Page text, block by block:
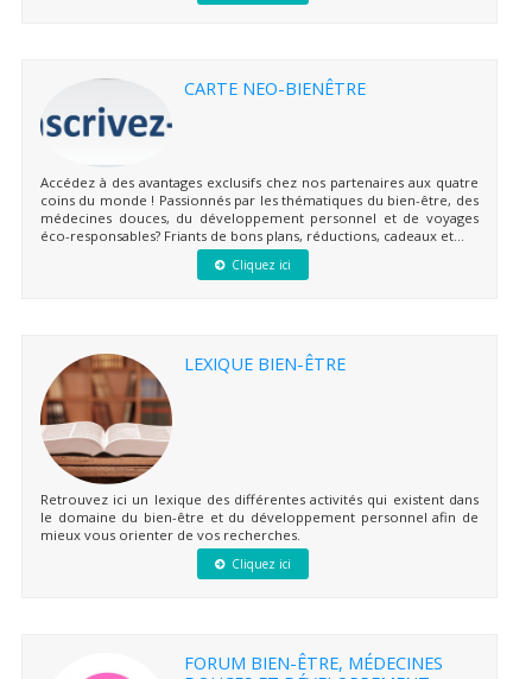
CARTE NEO-BIENÊTRE
Accédez à des avantages exclusifs chez nos partenaires aux quatre
coins du monde ! Passionnés par les thématiques du bien-être, des
médecines douces, du développement personnel et de voyages
éco-responsables? Friants de bons plans, réductions, cadeaux et...
Cliquez ici
LEXIQUE BIEN-ÊTRE
Retrouvez ici un lexique des différentes activités qui existent dans
le domaine du bien-être et du développement personnel afin de
mieux vous orienter de vos recherches.
Cliquez ici
FORUM BIEN-ÊTRE, MÉDECINES